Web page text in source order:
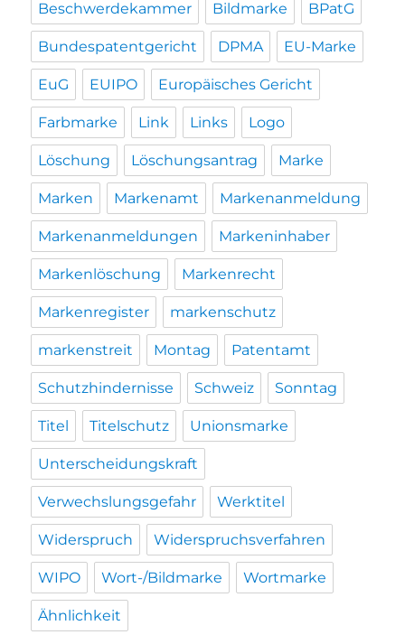
Beschwerdekammer Bildmarke BPatG
Bundespatentgericht DPMA EU-Marke
EuG EUIPO Europäisches Gericht
Farbmarke Link Links Logo
Löschung Löschungsantrag Marke
Marken Markenamt Markenanmeldung
Markenanmeldungen Markeninhaber
Markenlöschung Markenrecht
Markenregister markenschutz
markenstreit Montag Patentamt
Schutzhindernisse Schweiz Sonntag
Titel Titelschutz Unionsmarke
Unterscheidungskraft
Verwechslungsgefahr Werktitel
Widerspruch Widerspruchsverfahren
WIPO Wort-/Bildmarke Wortmarke
Ähnlichkeit